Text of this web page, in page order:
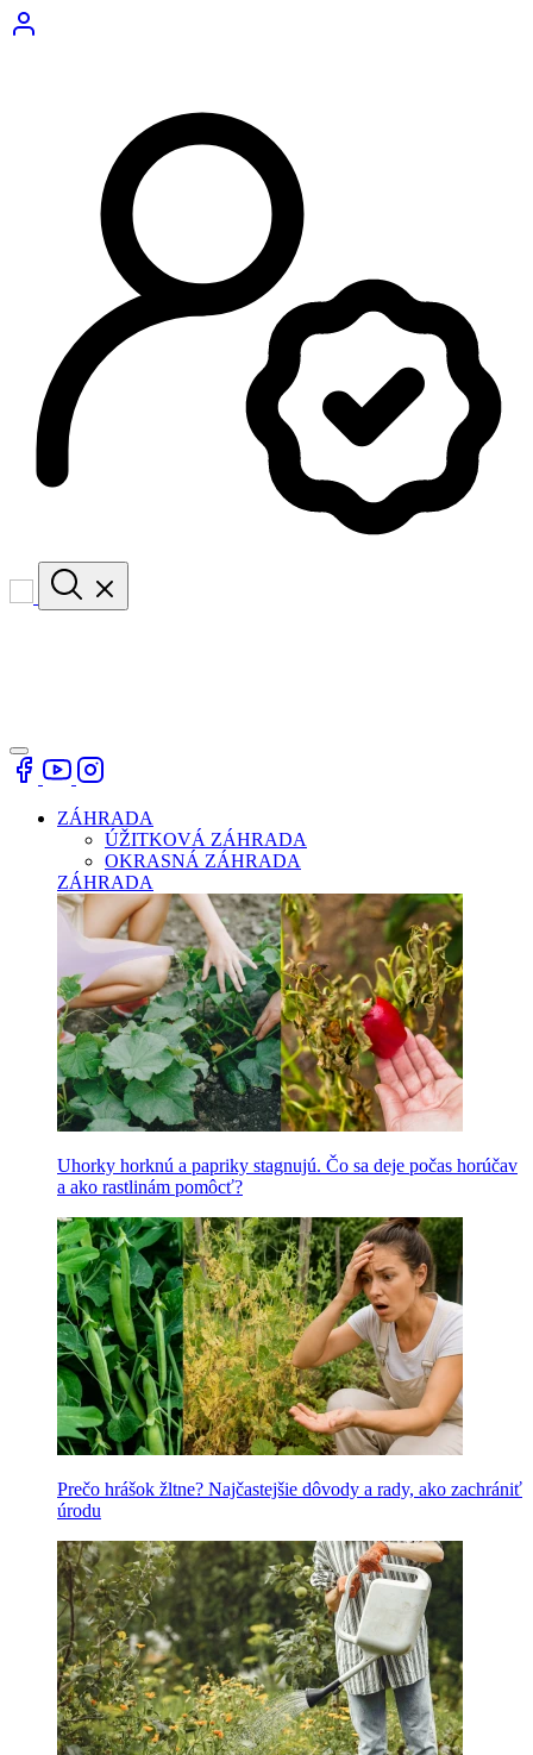
ZÁHRADA
ÚŽITKOVÁ ZÁHRADA
OKRASNÁ ZÁHRADA
ZÁHRADA
Uhorky horknú a papriky stagnujú. Čo sa deje počas horúčav
a ako rastlinám pomôcť?
Prečo hrášok žltne? Najčastejšie dôvody a rady, ako zachrániť
úrodu